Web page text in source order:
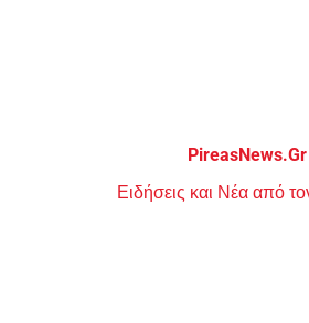
PireasNews.Gr
Ειδήσεις και Νέα από